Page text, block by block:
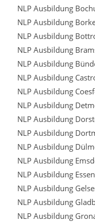
NLP Ausbildung
NLP Ausbildung
NLP Ausbildung
NLP Ausbildung
NLP Ausbildung
NLP Ausbildung
NLP Ausbildung
NLP Ausbildung
NLP Ausbildung
NLP Ausbildung
NLP Ausbildung
NLP Ausbildung
NLP Ausbildung Essen
NLP Ausbildung
NLP Ausbildung
NLP Ausbildung